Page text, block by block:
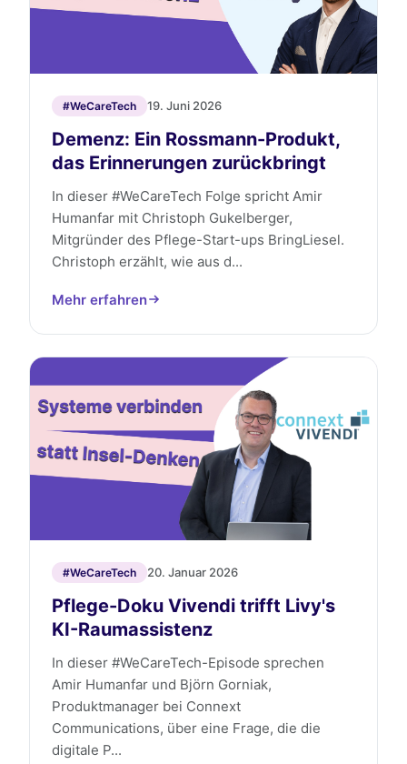
#WeCareTech 19. Juni 2026
Demenz: Ein Rossmann-Produkt,
das Erinnerungen zurückbringt
In dieser #WeCareTech Folge spricht Amir
Humanfar mit Christoph Gukelberger,
Mitgründer des Pflege-Start-ups BringLiesel.
Christoph erzählt, wie aus d...
Mehr erfahren
#WeCareTech 20. Januar 2026
Pflege-Doku Vivendi trifft Livy's
KI-Raumassistenz
In dieser #WeCareTech-Episode sprechen
Amir Humanfar und Björn Gorniak,
Produktmanager bei Connext
Communications, über eine Frage, die die
digitale P...